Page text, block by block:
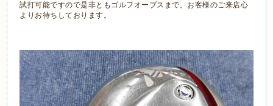
試打可能ですので是非ともゴルフオーブスまで。お客様のご来店心
よりお待ちしております。